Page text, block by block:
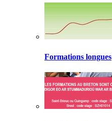
Formations longues